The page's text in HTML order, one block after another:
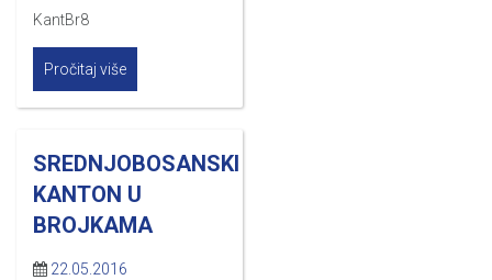
KantBr8
Pročitaj više
SREDNJOBOSANSKI
KANTON U
BROJKAMA
22.05.2016